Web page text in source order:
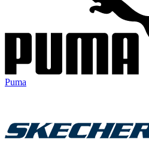
Puma